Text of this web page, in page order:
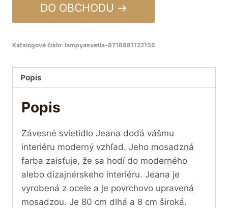
DO OBCHODU →
Katalógové číslo: lampyasvetla-8718881122156
Popis
Popis
Závesné svietidlo Jeana dodá vášmu
interiéru moderný vzhľad. Jeho mosadzná
farba zaisťuje, že sa hodí do moderného
alebo dizajnérskeho interiéru. Jeana je
vyrobená z ocele a je povrchovo upravená
mosadzou. Je 80 cm dlhá a 8 cm široká.